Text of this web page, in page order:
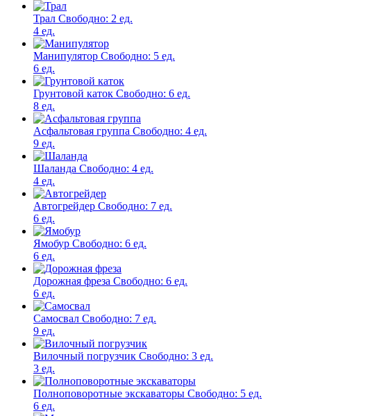
Трал Свободно: 2 ед.
4 ед.
Манипулятор Свободно: 5 ед.
6 ед.
Грунтовой каток Свободно: 6 ед.
8 ед.
Асфальтовая группа Свободно: 4 ед.
9 ед.
Шаланда Свободно: 4 ед.
4 ед.
Автогрейдер Свободно: 7 ед.
6 ед.
Ямобур Свободно: 6 ед.
6 ед.
Дорожная фреза Свободно: 6 ед.
6 ед.
Самосвал Свободно: 7 ед.
9 ед.
Вилочный погрузчик Свободно: 3 ед.
3 ед.
Полноповоротные экскаваторы Свободно: 5 ед.
6 ед.